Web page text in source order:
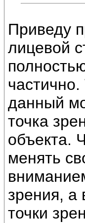
Приведу
лицевой
данный
точка
объекта.
менять
зрения, а
точки